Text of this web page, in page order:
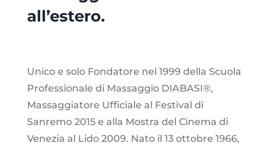
all’estero.
Unico e solo Fondatore nel 1999 della Scuola
Professionale di Massaggio DIABASI®,
Massaggiatore Ufficiale al Festival di
Sanremo 2015 e alla Mostra del Cinema di
Venezia al Lido 2009. Nato il 13 ottobre 1966,